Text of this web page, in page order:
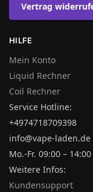
Vertrag
HILFE
Mein Konto
Liquid Rechner
Coil Rechner
Service Hotline:
+4974718709398
info@vape-laden.de
Mo.-Fr. 09:00 – 14:00
Weitere Infos:
Kundensupport